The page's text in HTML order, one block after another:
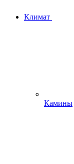
Климат
Камины